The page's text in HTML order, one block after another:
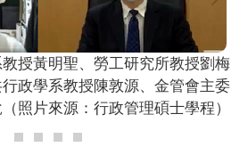
教授黃明聖、勞工研究所教授劉梅
政學系教授陳敦源、金管會主委
照片來源：行政管理碩士學程）